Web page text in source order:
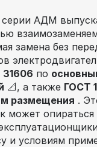
серии АДМ
замена без
по
📐, а также ГОСТ
размещения .
может
и условиям